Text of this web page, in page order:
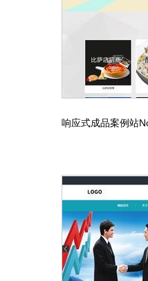
响应式成品案例站